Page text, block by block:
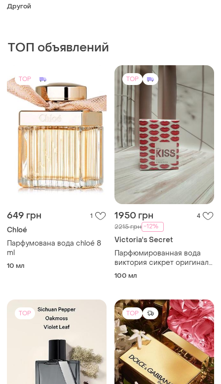
Другой
ТОП объявлений
TOP
649 грн 1
Chloé
Парфумована вода chloé 8
ml
10 мл
TOP
1950 грн 4
2215 грн -12%
Victoria's Secret
Парфюмированная вода
виктория сикрет оригинал
just a kiss от victoria's
100 мл
TOP TOP